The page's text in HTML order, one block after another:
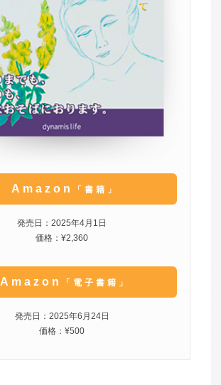
Amazon 「書籍」
発売日：2025年4月1日
価格：¥2,360
Amazon 「電子書籍」
発売日：2025年6月24日
価格：¥500